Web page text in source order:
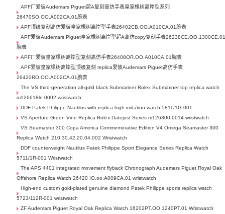
APF厂爱彼Audemars Piguet超A复刻高仿手表皇家橡树离岸型系列
26470SO.OO.A002CA.01腕表
APF顶级复刻高仿爱彼皇家橡树离岸型手表26402CB.OO.A010CA.01腕表
APF爱彼Audemars Piguet皇家橡树离岸型超A高仿copy复刻手表
腕表
APF厂爱彼皇家橡树离岸型复刻高仿手表26408OR.OO.A010CA.01腕表
APF爱彼皇家橡树离岸型顶级复刻 replica爱彼Audemars Piguet高仿手表
26420RO.OO.A002CA.01腕表
The VS third-generation all-gold black Submariner Rolex Submariner top replica watch
m126618ln-0002 wristwatch
DDF Patek Philippe Nautilus with replica high imitation watch 5811/1G-001
VS Aperture Green Vine Replica Rolex Datejust Series m126300-0014 wristwatch
VS Seamaster 300 Copa America Commemorative Edition V4 Omega Seamaster 300
Replica Watch 210.30.42.20.04.002 Wristwatch
DDF counterweight Nautilus Patek Philippe Sport Elegance Series Replica Watch
5711/1R-001 Wristwatch
The APS 4401 integrated movement flyback Chronograph Audemars Piguet Royal Oak
Offshore Replica Watch 26420 IO.oo.A009CA.01 wristwatch
High-end custom gold-plated genuine diamond Patek Philippe sports replica watch
5723/112R-001 wristwatch
ZF Audemars Piguet Royal Oak Replica Watch 16202PT.OO.1240PT.01 Wristwatch